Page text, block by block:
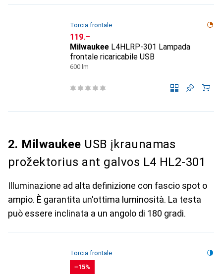
Torcia frontale
CHF
119.–
Milwaukee L4HLRP-301 Lampada
frontale ricaricabile USB
600 lm
2. Milwaukee USB įkraunamas
prožektorius ant galvos L4 HL2-301
Illuminazione ad alta definizione con fascio spot o
ampio. È garantita un'ottima luminosità. La testa
può essere inclinata a un angolo di 180 gradi.
Torcia frontale
−15%